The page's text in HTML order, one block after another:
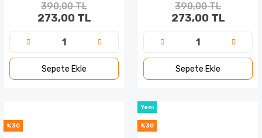
390,00 TL
273,00 TL
Sepete Ekle
390,00 TL
273,00 TL
Sepete Ekle
%30 %30
Yeni